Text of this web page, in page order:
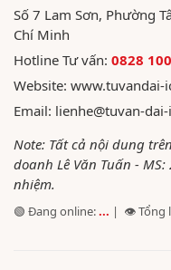
Số 7 Lam Sơn, Phường
Chí Minh
Hotline Tư vấn: 0828
Website: www.tuvandai-
Email: lienhe@tuvan-
Note: Tất cả nội dung
doanh Lê Văn Tuấn -
nhiệm.
🟢 Đang online:... | 👁️ Tổng